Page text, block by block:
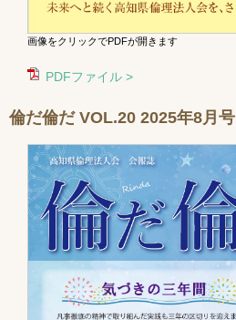
画像をクリックでPDFが開きます
PDFファイル >
倫だ倫だ VOL.20 2025年8月号